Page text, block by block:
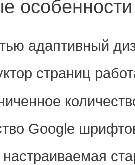
адаптивный
страниц
Google